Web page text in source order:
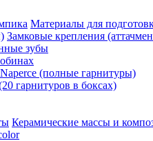
Материалы для
Замковые крепления
зубы
(полные гарнитуры)
гарнитуров в боксах)
Керамические массы и